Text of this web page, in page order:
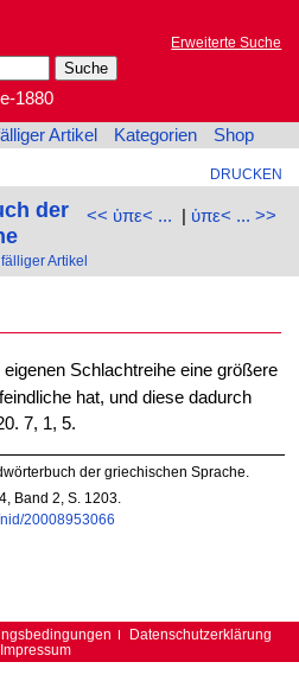
Erweiterte Suche
1880
Artikel Kategorien Shop
DRUCKEN
<< ὑπε< ... | ὑπε< ... >>
der
Artikel
eigenen Schlachtreihe eine größere
hat, und diese dadurch
7, 1, 5.
der griechischen Sprache.
Band 2, S. 1203.
20008953066
Datenschutzerklärung
Impressum